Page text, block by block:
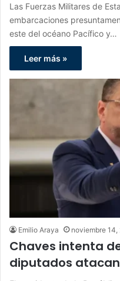
Las Fuerzas Militares de
embarcaciones
este del océano Pacífico y…
Leer más »
Emilio Araya noviembre 14,
Chaves intenta
diputados